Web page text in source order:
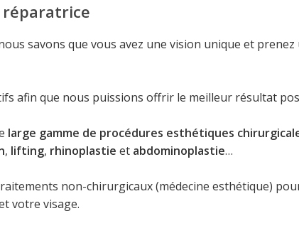
savons que vous avez une vision unique et prenez
afin que nous puissions offrir le meilleur résultat
large gamme de procédures esthétiques
, lifting, rhinoplastie et abdominoplastie…
non-chirurgicaux (médecine esthétique)
votre visage.